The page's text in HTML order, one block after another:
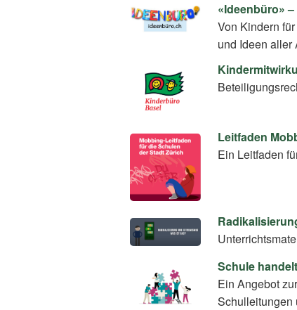
«Ideenbüro»
Von Kindern
und Ideen aller
Leitfaden
Ein Leitfaden
Schule
Ein Angebot
Schulleitungen